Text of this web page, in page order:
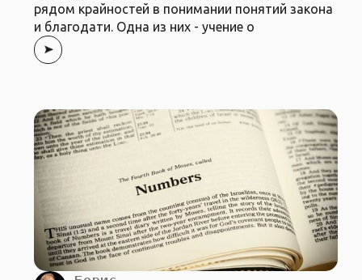
рядом крайностей в понимании понятий закона
и благодати. Одна из них - учение о